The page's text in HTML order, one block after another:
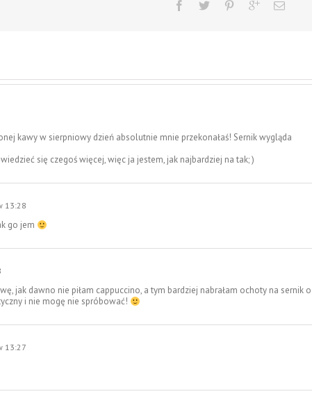
kawy w sierpniowy dzień absolutnie mnie przekonałaś! Sernik wygląda
się czegoś więcej, więc ja jestem, jak najbardziej na tak; )
13:28
go jem
jak dawno nie piłam cappuccino, a tym bardziej nabrałam ochoty na sernik o
i nie mogę nie spróbować!
13:27